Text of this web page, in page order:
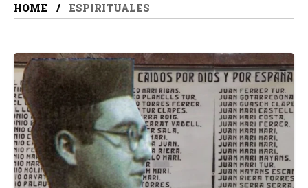
HOME ESPIRITUALES